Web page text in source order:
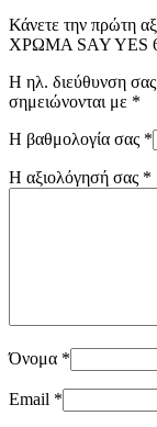
Κάνετε την πρώτη
ΧΡΩΜΑ SAY YES
Η ηλ. διεύθυνση σας
σημειώνονται με *
Η βαθμολογία σας *
Η αξιολόγησή σας *
Όνομα *
Email *